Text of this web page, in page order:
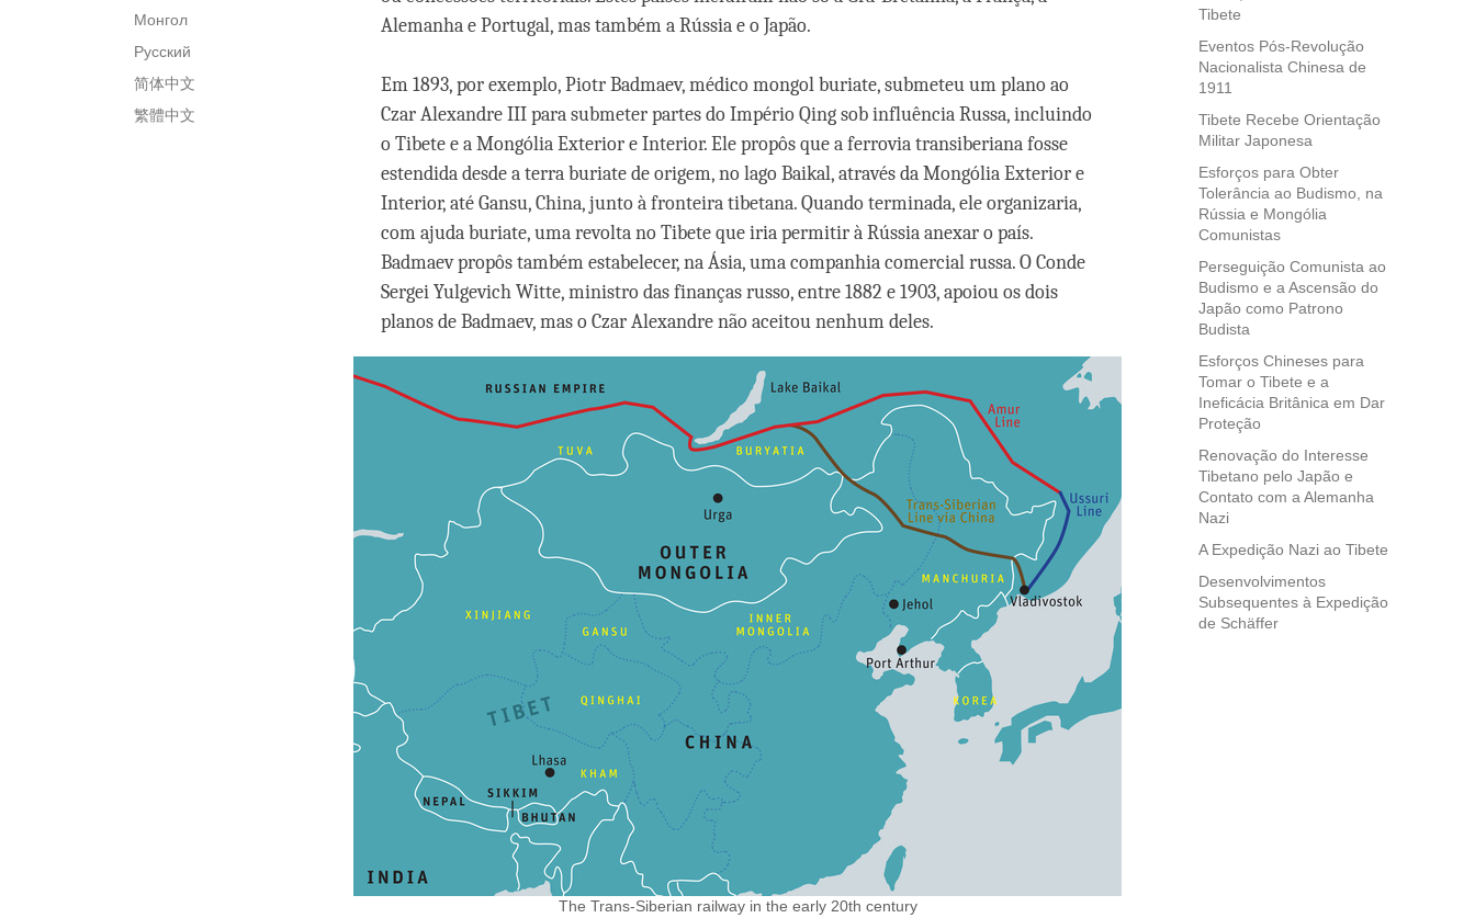
Tibete
Eventos Pós-Revolução
Nacionalista Chinesa de
1911
Tibete Recebe Orientação
Militar Japonesa
Esforços para Obter
Tolerância ao Budismo, na
Rússia e Mongólia
Comunistas
Perseguição Comunista ao
Budismo e a Ascensão do
Japão como Patrono
Budista
Esforços Chineses para
Tomar o Tibete e a
Ineficácia Britânica em Dar
Proteção
Renovação do Interesse
Tibetano pelo Japão e
Contato com a Alemanha
Nazi
A Expedição Nazi ao Tibete
Desenvolvimentos
Subsequentes à Expedição
de Schäffer
Монгол
Русский
简体中文
繁體中文
Alemanha e Portugal, mas também a Rússia e o Japão.
Em 1893, por exemplo, Piotr Badmaev, médico mongol buriate, submeteu um plano ao
Czar Alexandre III para submeter partes do Império Qing sob influência Russa, incluindo
o Tibete e a Mongólia Exterior e Interior. Ele propôs que a ferrovia transiberiana fosse
estendida desde a terra buriate de origem, no lago Baikal, através da Mongólia Exterior e
Interior, até Gansu, China, junto à fronteira tibetana. Quando terminada, ele organizaria,
com ajuda buriate, uma revolta no Tibete que iria permitir à Rússia anexar o país.
Badmaev propôs também estabelecer, na Ásia, uma companhia comercial russa. O Conde
Sergei Yulgevich Witte, ministro das finanças russo, entre 1882 e 1903, apoiou os dois
planos de Badmaev, mas o Czar Alexandre não aceitou nenhum deles.
The Trans-Siberian railway in the early 20th century